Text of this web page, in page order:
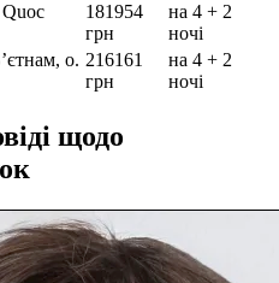
181954
грн
на 4 + 2
ночі
о. 216161
грн
на 4 + 2
ночі
щодо